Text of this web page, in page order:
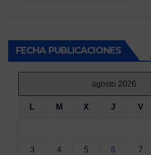
FECHA PUBLICACIONES
agosto 2026
L M X J V
3 4 5 6 7